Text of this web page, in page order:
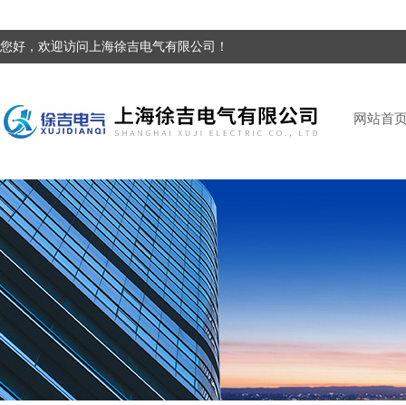
您好，欢迎访问上海徐吉电气有限公司！
网站首